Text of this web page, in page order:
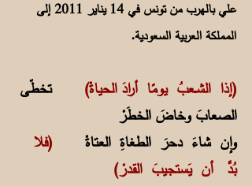
علي بالهرب من تونس في 14 يناير 2011 إلى
المملكة العربية السعودية.
(إذا الشــعبُ يومًا أرادَ الحياةْ) تخطّى
الصعابَ وخاضَ الخطَرْ
وإن شاءَ دحرَ الطغاةِ العتاةْ (فلا
بُدَّ أن يَستجيبَ القدرْ)